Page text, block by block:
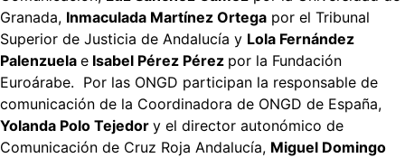
Granada, Inmaculada Martínez Ortega por el Tribunal
Superior de Justicia de Andalucía y Lola Fernández
Palenzuela e Isabel Pérez Pérez por la Fundación
Euroárabe. Por las ONGD participan la responsable de
comunicación de la Coordinadora de ONGD de España,
Yolanda Polo Tejedor y el director autonómico de
Comunicación de Cruz Roja Andalucía, Miguel Domingo